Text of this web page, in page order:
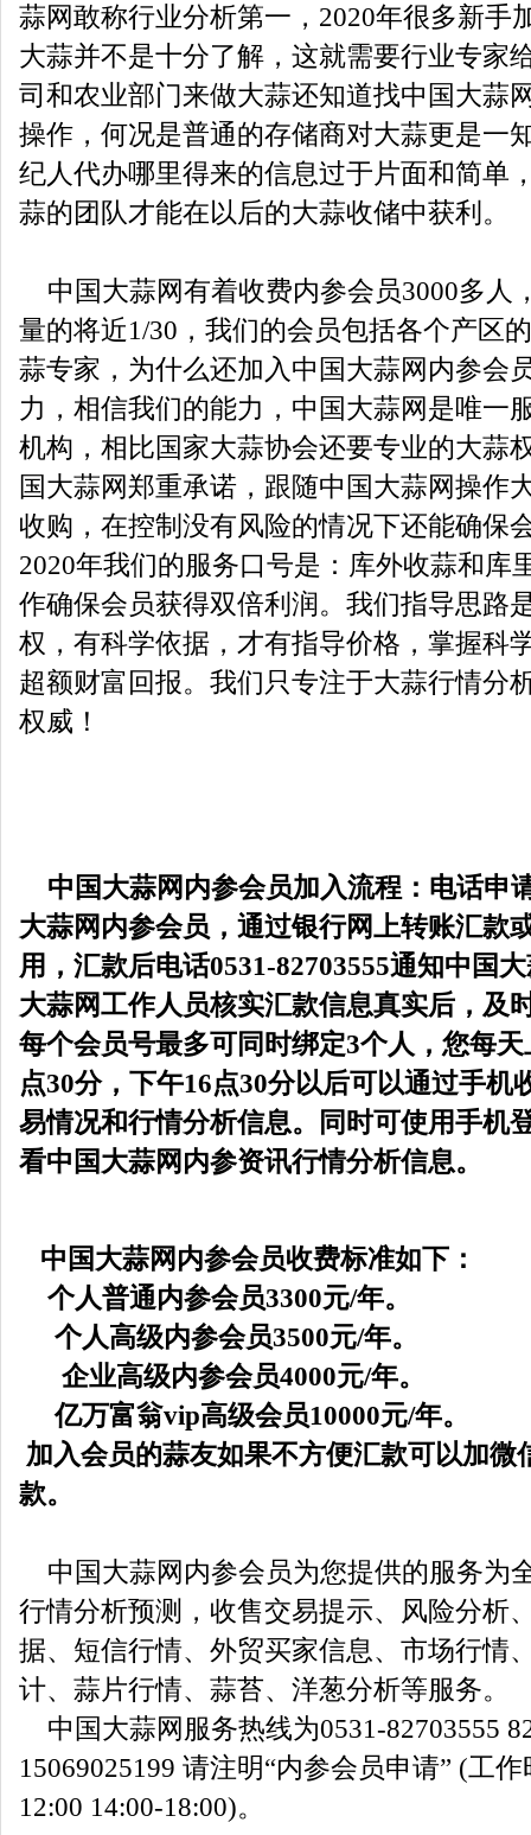
蒜网敢称行业分析第一，2020年很多新手
大蒜并不是十分了解，这就需要行业专家
司和农业部门来做大蒜还知道找中国大蒜
操作，何况是普通的存储商对大蒜更是一
纪人代办哪里得来的信息过于片面和简单
蒜的团队才能在以后的大蒜收储中获利。
中国大蒜网有着收费内参会员3000多人
量的将近1/30，我们的会员包括各个产区
蒜专家，为什么还加入中国大蒜网内参会
力，相信我们的能力，中国大蒜网是唯一
机构，相比国家大蒜协会还要专业的大蒜
国大蒜网郑重承诺，跟随中国大蒜网操作
收购，在控制没有风险的情况下还能确保
2020年我们的服务口号是：库外收蒜和库
作确保会员获得双倍利润。我们指导思路
权，有科学依据，才有指导价格，掌握科
超额财富回报。我们只专注于大蒜行情分
权威！
中国大蒜网内参会员加入流程：电话申
大蒜网内参会员，通过银行网上转账汇款
用，汇款后电话0531-82703555通知中国
大蒜网工作人员核实汇款信息真实后，及
每个会员号最多可同时绑定3个人，您每
点30分，下午16点30分以后可以通过手机
易情况和行情分析信息。同时可使用手机
看中国大蒜网内参资讯行情分析信息。
中国大蒜网内参会员收费标准如下：
个人普通内参会员3300元/年。
个人高级内参会员3500元/年。
企业高级内参会员4000元/年。
亿万富翁vip高级会员10000元/年。
加入会员的蒜友如果不方便汇款可以加微
款。
中国大蒜网内参会员为您提供的服务为
行情分析预测，收售交易提示、风险分析
据、短信行情、外贸买家信息、市场行情
计、蒜片行情、蒜苔、洋葱分析等服务。
中国大蒜网服务热线为0531-82703555
15069025199 请注明“内参会员申请” (工
12:00 14:00-18:00)。